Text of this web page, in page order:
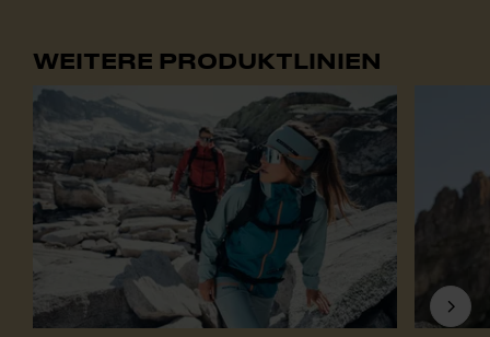
WEITERE PRODUKTLINIEN